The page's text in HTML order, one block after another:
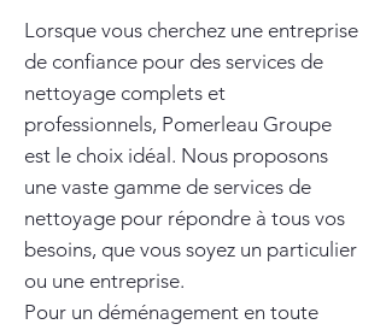
Lorsque vous cherchez une entreprise
de confiance pour des services de
nettoyage complets et
professionnels, Pomerleau Groupe
est le choix idéal. Nous proposons
une vaste gamme de services de
nettoyage pour répondre à tous vos
besoins, que vous soyez un particulier
ou une entreprise.
Pour un déménagement en toute